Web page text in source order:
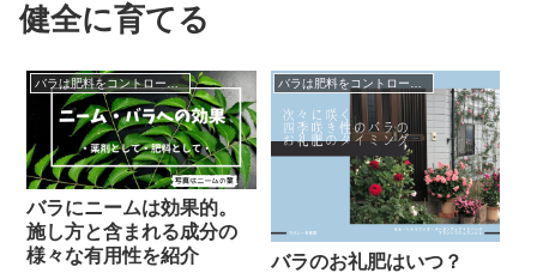
健全に育てる
バラは肥料をコントロールして健全に育てる
バラにニームは効果的。
施し方と含まれる成分の
様々な有用性を紹介
バラのお礼肥はいつ？